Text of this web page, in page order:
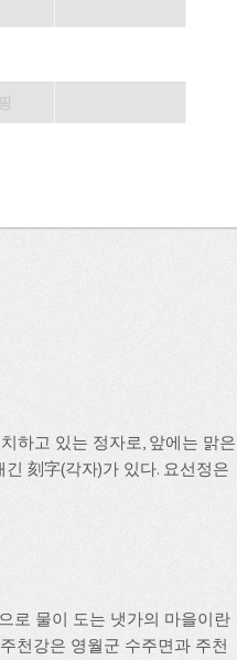
하고 있는 정자로, 앞에는 맑은
刻字(각자)가 있다. 요선정은
로 물이 도는 냇가의 마을이란
천강은 영월군 수주면과 주천